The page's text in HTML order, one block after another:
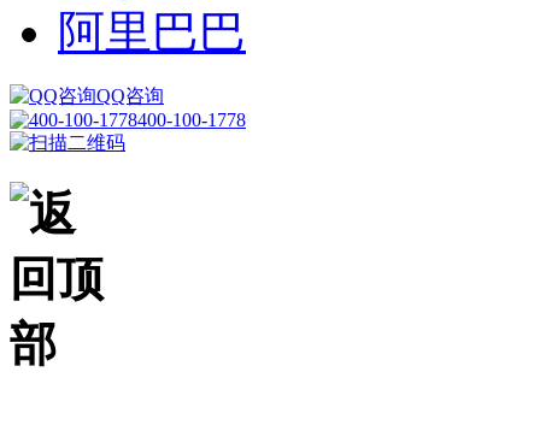
阿里巴巴
QQ咨询
400-100-1778